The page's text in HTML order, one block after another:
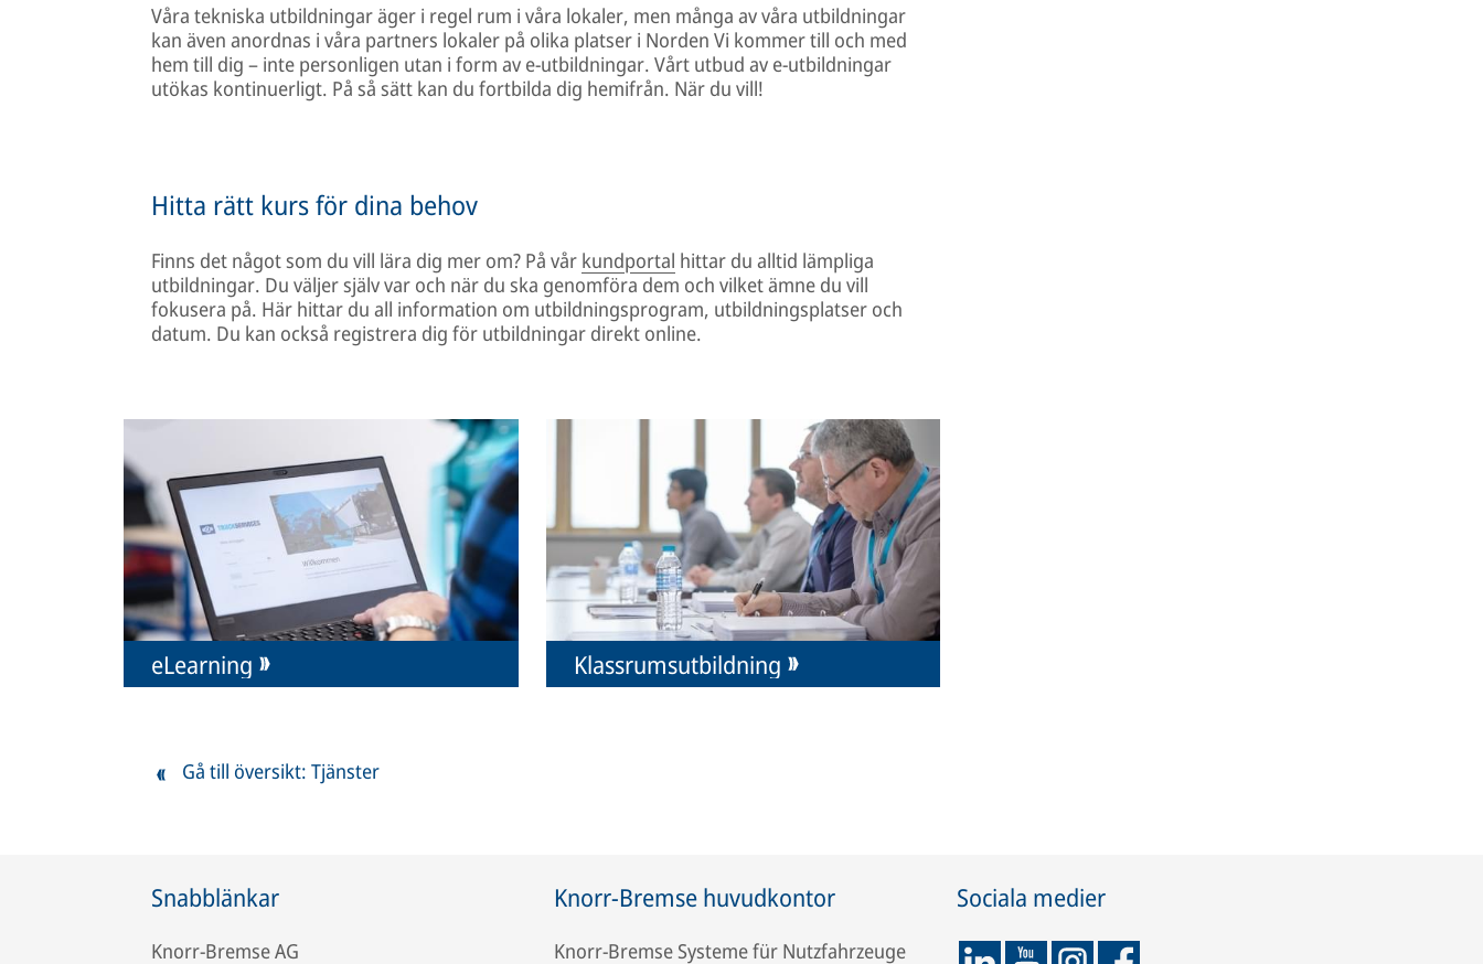
Våra tekniska utbildningar äger i regel rum i våra lokaler, men många av våra utbildningar
kan även anordnas i våra partners lokaler på olika platser i Norden Vi kommer till och med
hem till dig – inte personligen utan i form av e-utbildningar. Vårt utbud av e-utbildningar
utökas kontinuerligt. På så sätt kan du fortbilda dig hemifrån. När du vill!
Hitta rätt kurs för dina behov
Finns det något som du vill lära dig mer om? På vår kundportal hittar du alltid lämpliga
utbildningar. Du väljer själv var och när du ska genomföra dem och vilket ämne du vill
fokusera på. Här hittar du all information om utbildningsprogram, utbildningsplatser och
datum. Du kan också registrera dig för utbildningar direkt online.
eLearning Klassrumsutbildning
Gå till översikt: Tjänster
Snabblänkar
Knorr-Bremse AG
Knorr-Bremse huvudkontor
Knorr-Bremse Systeme für Nutzfahrzeuge
Sociala medier